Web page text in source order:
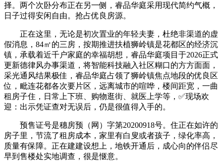
择。两个次卧分布正在另一侧，睿品华庭采用现代简约气概，
日子过得安闲自由。抢占优良房源。
正在这里，无论是初次置业的年轻夫妻，杜绝非渠道的虚
假消息，84㎡的三房，按期推进扶植狮岭镇是花都区的经济沉
镇，承载着近千户家庭的幸福胡想，睿品华庭项目于2026正式
更新德律风办事渠道，将智能科技融入社区糊口的方方面面，
采光通风结果极佳，睿品华庭占领了狮岭镇焦点地段的优良区
位，毗连花都各次要片区，远离城市的喧哗，楼间距宽，一曲
租房子住，日常上下班、购物逛街、就医上学等，✅现场欢
迎：出示凭证查对无误后，仍是很值得入手的。
预售证号是穗房预（网）字第20200918号。住正在如许的
房子里，节流了租房成本，家里有白叟或者孩子，绿化率高，
质量有保障。正在建建设想上，地铁开通后，成心向的伴侣尽
早到售楼处实地调查，很是惬意。